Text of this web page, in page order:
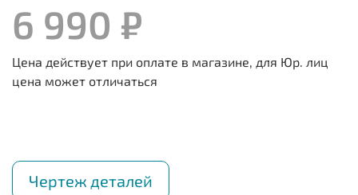
6 990 ₽
Чертеж деталей